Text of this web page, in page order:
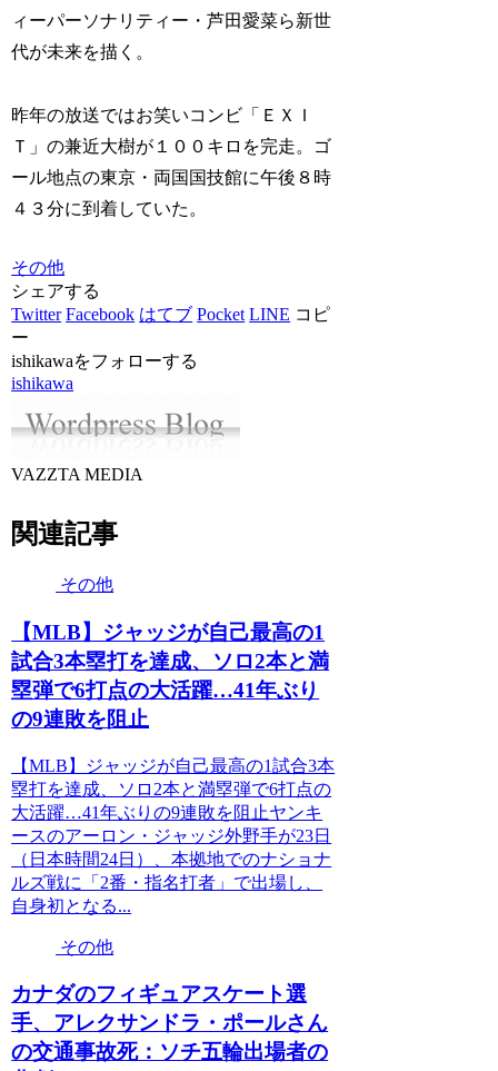
ィーパーソナリティー・芦田愛菜ら新世
代が未来を描く。
昨年の放送ではお笑いコンビ「ＥＸＩ
Ｔ」の兼近大樹が１００キロを完走。ゴ
ール地点の東京・両国国技館に午後８時
４３分に到着していた。
その他
シェアする
Twitter Facebook はてブ Pocket LINE コピ
ー
ishikawaをフォローする
ishikawa
VAZZTA MEDIA
関連記事
その他
【MLB】ジャッジが自己最高の1
試合3本塁打を達成、ソロ2本と満
塁弾で6打点の大活躍…41年ぶり
の9連敗を阻止
【MLB】ジャッジが自己最高の1試合3本
塁打を達成、ソロ2本と満塁弾で6打点の
大活躍…41年ぶりの9連敗を阻止ヤンキ
ースのアーロン・ジャッジ外野手が23日
（日本時間24日）、本拠地でのナショナ
ルズ戦に「2番・指名打者」で出場し、
自身初となる...
その他
カナダのフィギュアスケート選
手、アレクサンドラ・ポールさん
の交通事故死：ソチ五輪出場者の